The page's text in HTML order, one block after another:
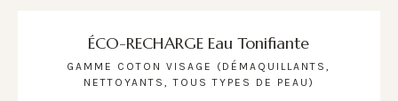
ÉCO-RECHARGE Eau Tonifiante
GAMME COTON VISAGE (DÉMAQUILLANTS,
NETTOYANTS, TOUS TYPES DE PEAU)